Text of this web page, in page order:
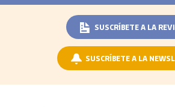
SUSCRÍBETE A LA
SUSCRÍBETE A LA